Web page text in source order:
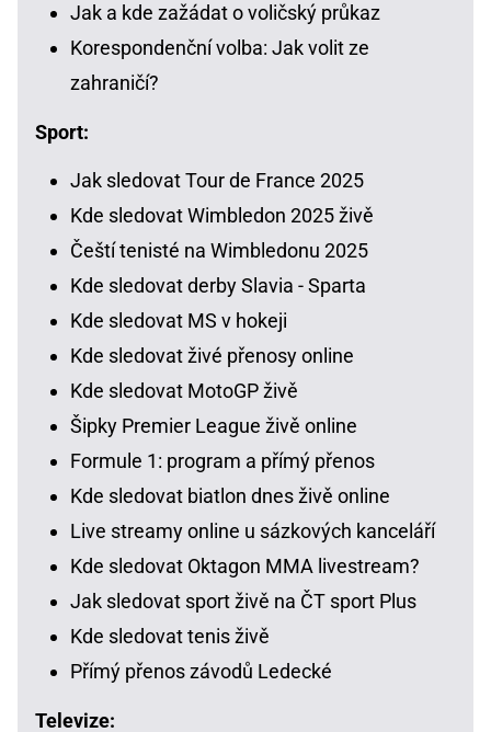
Jak a kde zažádat o voličský průkaz
Korespondenční volba: Jak volit ze
zahraničí?
Sport:
Jak sledovat Tour de France 2025
Kde sledovat Wimbledon 2025 živě
Čeští tenisté na Wimbledonu 2025
Kde sledovat derby Slavia - Sparta
Kde sledovat MS v hokeji
Kde sledovat živé přenosy online
Kde sledovat MotoGP živě
Šipky Premier League živě online
Formule 1: program a přímý přenos
Kde sledovat biatlon dnes živě online
Live streamy online u sázkových kanceláří
Kde sledovat Oktagon MMA livestream?
Jak sledovat sport živě na ČT sport Plus
Kde sledovat tenis živě
Přímý přenos závodů Ledecké
Televize: